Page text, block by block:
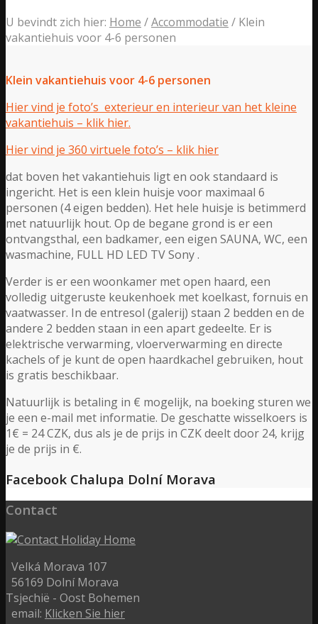
U bevindt zich hier: Home /Accommodatie / Klein
vakantiehuis voor 4-6 personen
Klein vakantiehuis voor 4-6 personen
Hier vind je foto’s exterieur en interieur van het kleine
vakantiehuis – klik hier.
Hier vind je 360 virtuele foto’s – klik hier
dat boven het vakantiehuis ligt en ook standaard is
ingericht. Het is een klein huisje voor maximaal 6
personen (4 eigen bedden). Het hele huisje is betimmerd
met natuurlijk hout. Op de begane grond is er een
ontvangsthal, een badkamer, een eigen SAUNA, WC, een
wasmachine, FULL HD LED TV Sony .
Verder is er een woonkamer met open haard, een
volledig uitgeruste keukenhoek met koelkast, fornuis en
vaatwasser. In de entresol (galerij) staan 2 bedden en de
andere 2 bedden staan in een apart gedeelte. Er is
elektrische verwarming, vloerverwarming en directe
kachels of je kunt de open haardkachel gebruiken, hout
is gratis beschikbaar.
Natuurlijk is betaling in € mogelijk, na boeking sturen we
je een e-mail met informatie. De geschatte wisselkoers is
1€ = 24 CZK, dus als je de prijs in CZK deelt door 24, krijg
je de prijs in €.
Facebook Chalupa Dolní Morava
Contact
Velká Morava 107
56169 Dolní Morava
Tsjechië - Oost Bohemen
email: Klicken Sie hier